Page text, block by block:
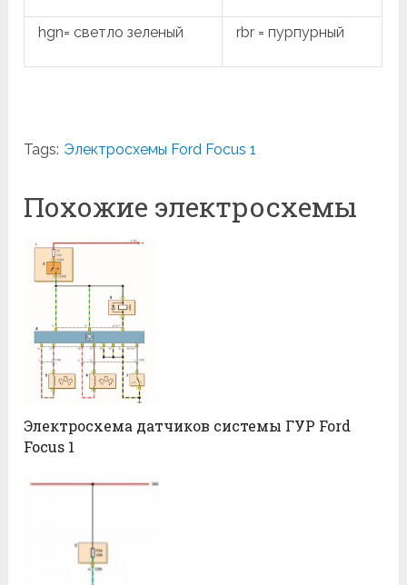
hgn= светло зеленый rbr = пурпурный
Tags: Электросхемы Ford Focus 1
Похожие электросхемы
Электросхема датчиков системы ГУР Ford
Focus 1